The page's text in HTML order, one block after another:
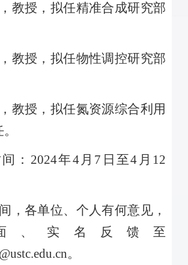
教授，拟任精准合成研究部
教授，拟任物性调控研究部
教授，拟任氮资源综合利用
： 2024年4月 7 日至4 月 12
，各单位、个人有何意见，
、实名反馈至
。